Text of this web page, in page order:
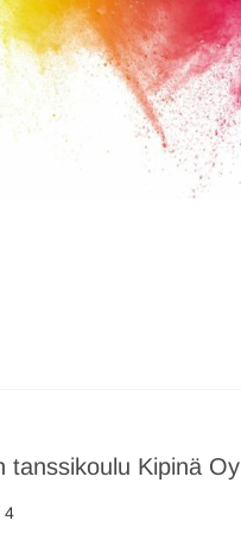
tanssikoulu Kipinä Oy
4